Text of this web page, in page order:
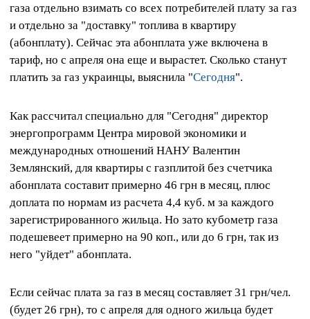
газа отдельно взимать со всех потребителей плату за газ
и отдельно за "доставку" топлива в квартиру
(абонплату). Сейчас эта абонплата уже включена в
тариф, но с апреля она еще и вырастет. Сколько станут
платить за газ украинцы, выяснила "Сегодня".
Как рассчитал специально для "Сегодня" директор
энергопрограмм Центра мировой экономики и
международных отношений НАНУ Валентин
Землянский, для квартиры с газплитой без счетчика
абонплата составит примерно 46 грн в месяц, плюс
доплата по нормам из расчета 4,4 куб. м за каждого
зарегистрированного жильца. Но зато кубометр газа
подешевеет примерно на 90 коп., или до 6 грн, так из
него "уйдет" абонплата.
Если сейчас плата за газ в месяц составляет 31 грн/чел.
(будет 26 грн), то с апреля для одного жильца будет